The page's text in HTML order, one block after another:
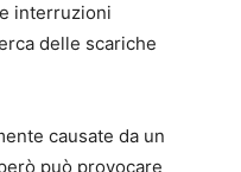
interruzioni
delle scariche
causate da un
può provocare